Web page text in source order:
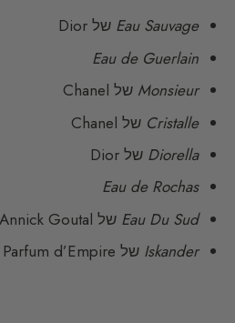
Eau Sauvage של Dior
Eau de Guerlain
Monsieur של Chanel
Cristalle של Chanel
Diorella של Dior
Eau de Rochas
Eau Du Sud של Annick Goutal
Iskander של Parfum d’Empire